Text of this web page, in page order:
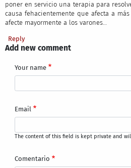
poner en servicio una terapia para
causa fehacientemente que afecta a
afecte mayormente a los varones…
Reply
Add new comment
Your name
Email
The content of this field is kept private and
Comentario